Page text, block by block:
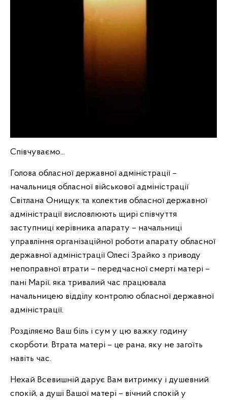
Співчуваємо...
Голова обласної державної адміністрації –
начальниця обласної військової адміністрації
Світлана Онищук та колектив обласної державної
адміністрації висловлюють щирі співчуття
заступниці керівника апарату – начальниці
управління організаційної роботи апарату обласної
державної адміністрації Олесі Зрайко з приводу
непоправної втрати – передчасної смерті матері –
пані Марії, яка тривалий час працювала
начальницею відділу контролю обласної державної
адміністрації.
Розділяємо Ваш біль і сум у цю важку годину
скорботи. Втрата матері – це рана, яку не загоїть
навіть час.
Нехай Всевишній дарує Вам витримку і душевний
спокій, а душі Вашої матері – вічний спокій у